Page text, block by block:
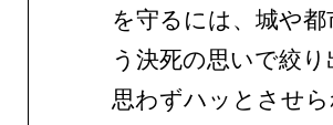
を守るには、城や
う決死の思いで絞
思わずハッとさせ